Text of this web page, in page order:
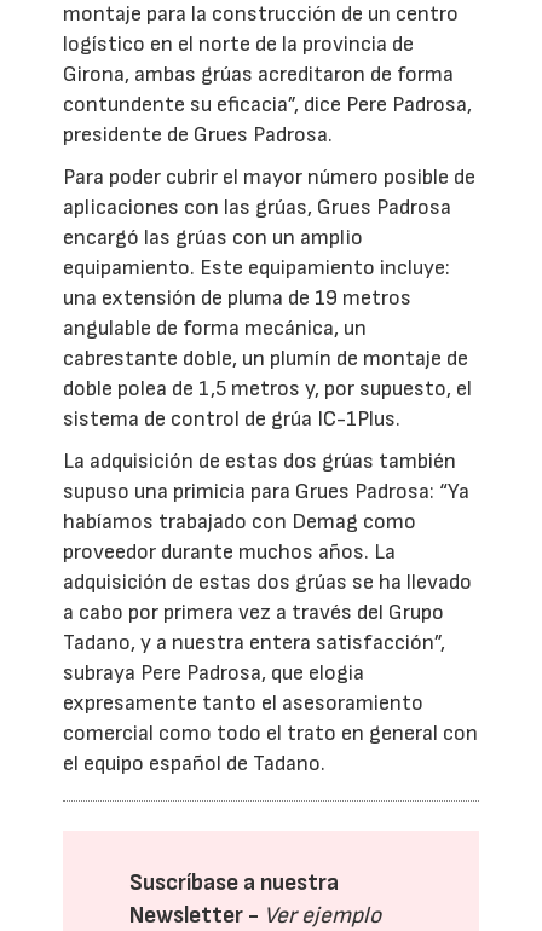
montaje para la construcción de un centro
logístico en el norte de la provincia de
Girona, ambas grúas acreditaron de forma
contundente su eficacia”, dice Pere Padrosa,
presidente de Grues Padrosa.
Para poder cubrir el mayor número posible de
aplicaciones con las grúas, Grues Padrosa
encargó las grúas con un amplio
equipamiento. Este equipamiento incluye:
una extensión de pluma de 19 metros
angulable de forma mecánica, un
cabrestante doble, un plumín de montaje de
doble polea de 1,5 metros y, por supuesto, el
sistema de control de grúa IC-1Plus.
La adquisición de estas dos grúas también
supuso una primicia para Grues Padrosa: “Ya
habíamos trabajado con Demag como
proveedor durante muchos años. La
adquisición de estas dos grúas se ha llevado
a cabo por primera vez a través del Grupo
Tadano, y a nuestra entera satisfacción”,
subraya Pere Padrosa, que elogia
expresamente tanto el asesoramiento
comercial como todo el trato en general con
el equipo español de Tadano.
Suscríbase a nuestra
Newsletter - Ver ejemplo